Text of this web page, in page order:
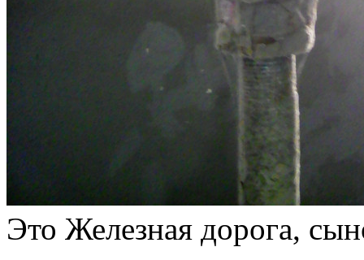
Это Железная дорога,